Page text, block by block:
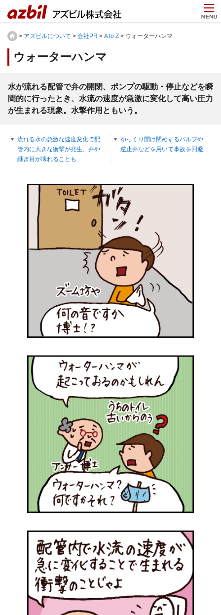
> アズビルについて > 会社PR > A to Z > ウォーターハンマ
ウォーターハンマ
水が流れる配管で弁の開閉、ポンプの駆動・停止などを瞬
間的に行ったとき、水流の速度が急激に変化して高い圧力
が生まれる現象。水撃作用ともいう。
流れる水の急激な速度変化で配
管内に大きな衝撃が発生、弁や
継ぎ目が壊れることも
ゆっくり開け閉めするバルブや
逆止弁などを用いて事故を回避